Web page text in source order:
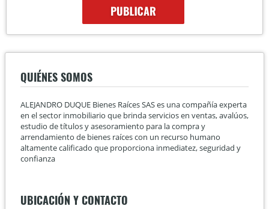
QUIÉNES SOMOS
ALEJANDRO DUQUE Bienes Raíces SAS es una compañía experta
en el sector inmobiliario que brinda servicios en ventas, avalúos,
estudio de títulos y asesoramiento para la compra y
arrendamiento de bienes raíces con un recurso humano
altamente calificado que proporciona inmediatez, seguridad y
confianza
UBICACIÓN Y CONTACTO